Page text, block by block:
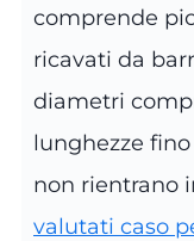
comprende
ricavati da
diametri
lunghezze
non rientrano
valutati caso